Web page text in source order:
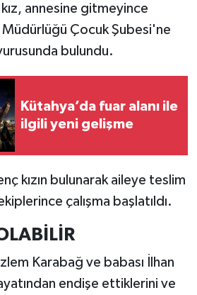
kız, annesine gitmeyince
Müdürlüğü Çocuk Şubesi'ne
bulundu.
Kütahya’da fuar alanı ile
ilgili yeni gelişme
kızın bulunarak aileye teslim
çalışma başlatıldı.
Karabağ ve babası İlhan
endişe ettiklerini ve